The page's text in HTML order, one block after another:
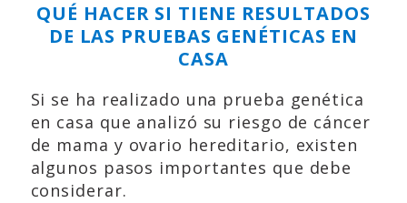
QUÉ HACER SI TIENE RESULTADOS
DE LAS PRUEBAS GENÉTICAS EN
CASA
Si se ha realizado una prueba genética
en casa que analizó su riesgo de cáncer
de mama y ovario hereditario, existen
algunos pasos importantes que debe
considerar.